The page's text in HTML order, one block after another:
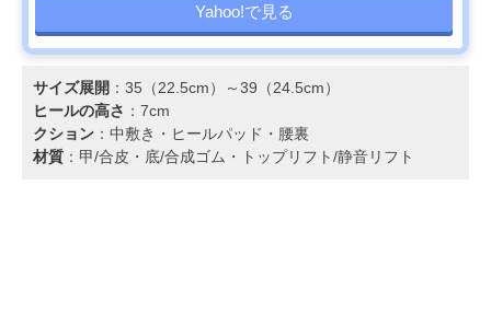
Yahoo!で見る
サイズ展開 ：35（22.5cm）～39（24.5cm）
ヒールの高さ ：7cm
クション ：中敷き・ヒールパッド・腰裏
材質 ：甲/合皮・底/合成ゴム・トップリフト/静音リフト